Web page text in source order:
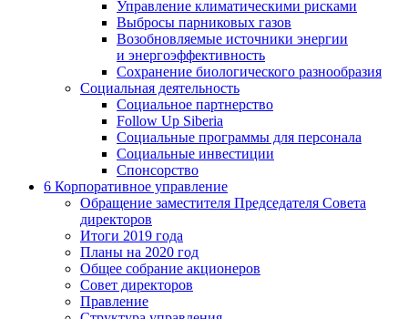
Управление климатическими рисками
Выбросы парниковых газов
Возобновляемые источники энергии
и энергоэффективность
Сохранение биологического разнообразия
Социальная деятельность
Социальное партнерство
Follow Up Siberia
Социальные программы для персонала
Социальные инвестиции
Спонсорство
6 Корпоративное управление
Обращение заместителя Председателя Совета
директоров
Итоги 2019 года
Планы на 2020 год
Общее собрание акционеров
Совет директоров
Правление